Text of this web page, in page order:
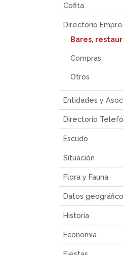
Cofita
Directorio
Bares,
Compras
Otros
Entidades y
Directorio
Escudo
Situación
Flora y Fauna
Datos
Historia
Economía